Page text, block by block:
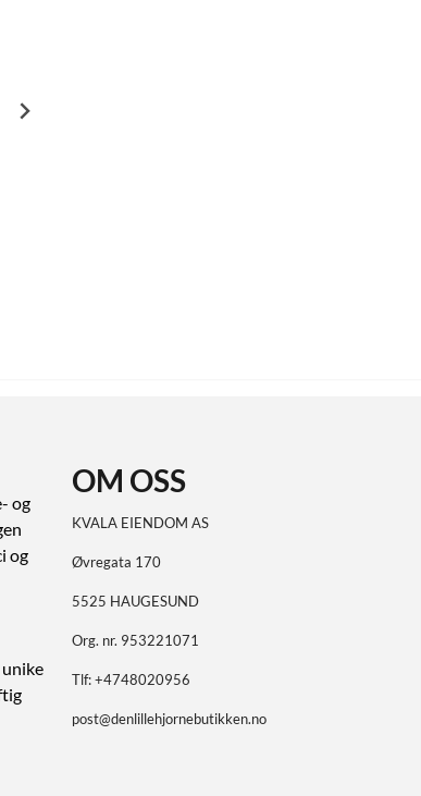
og
og
OM OSS
KVALA EIENDOM AS
Øvregata 170
5525 HAUGESUND
Org. nr. 953221071
Tlf:+4748020956
post@denlillehjornebutikken.no